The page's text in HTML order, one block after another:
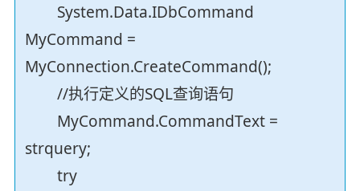
System.Data.IDbCommand
MyCommand =
MyConnection.CreateCommand();
//执行定义的SQL查询语句
MyCommand.CommandText =
strquery;
try